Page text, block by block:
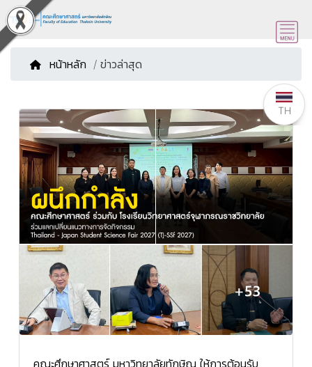
หน้าหลัก / ข่าวล่าสุด
คณะศึกษาศาสตร์ มหาวิทยาลัยทักษิณ ให้การต้อนรับ
TH